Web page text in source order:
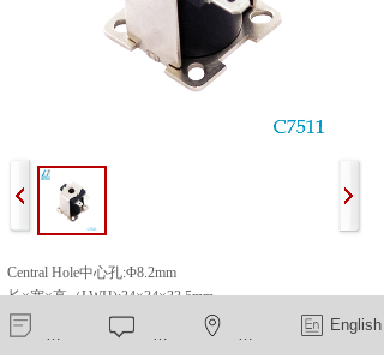
Central Hole中心孔:Φ8.2mm
长×宽×高（LWH):34×34×33.5mm
Standard Voltage常规电
压:220VAC,110VAC,12VAC,24VAC,24VDC,12VDC
在线留言 English